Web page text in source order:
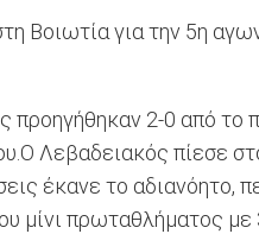
Βοιωτία για την 5η
προηγήθηκαν 2-0 από
Λεβαδειακός πίεσε
έκανε το αδιανόητο,
μίνι πρωταθλήματος